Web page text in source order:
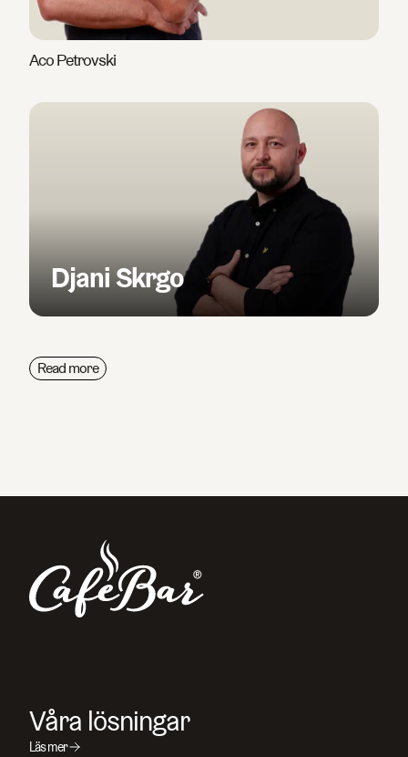
Sök efter sidor, produkter, kontaktpersoner, artikelnummer
och artiklar
Aco Petrovski
Djani Skrgo
Read more
Våra lösningar
Läs mer